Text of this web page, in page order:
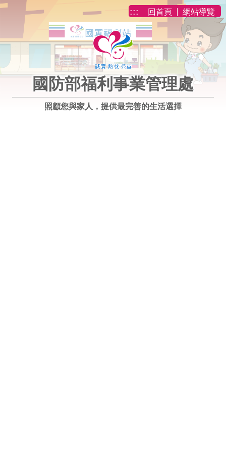
跳到主要內容
::: 回首頁 網站導覽
國防部福利事業管理處
照顧您與家人，提供最完善的生活選擇